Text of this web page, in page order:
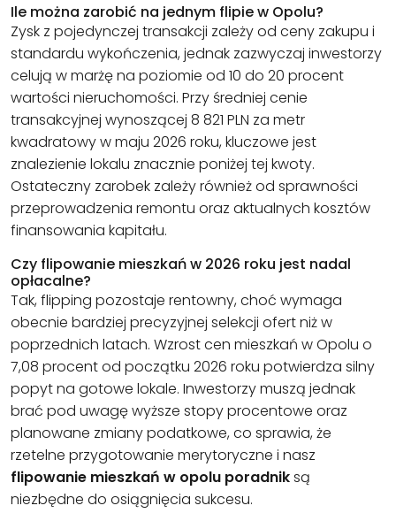
Ile można zarobić na jednym flipie w Opolu?
Zysk z pojedynczej transakcji zależy od ceny zakupu i
standardu wykończenia, jednak zazwyczaj inwestorzy
celują w marżę na poziomie od 10 do 20 procent
wartości nieruchomości. Przy średniej cenie
transakcyjnej wynoszącej 8 821 PLN za metr
kwadratowy w maju 2026 roku, kluczowe jest
znalezienie lokalu znacznie poniżej tej kwoty.
Ostateczny zarobek zależy również od sprawności
przeprowadzenia remontu oraz aktualnych kosztów
finansowania kapitału.
Czy flipowanie mieszkań w 2026 roku jest nadal
opłacalne?
Tak, flipping pozostaje rentowny, choć wymaga
obecnie bardziej precyzyjnej selekcji ofert niż w
poprzednich latach. Wzrost cen mieszkań w Opolu o
7,08 procent od początku 2026 roku potwierdza silny
popyt na gotowe lokale. Inwestorzy muszą jednak
brać pod uwagę wyższe stopy procentowe oraz
planowane zmiany podatkowe, co sprawia, że
rzetelne przygotowanie merytoryczne i nasz
flipowanie mieszkań w opolu poradniksą
niezbędne do osiągnięcia sukcesu.